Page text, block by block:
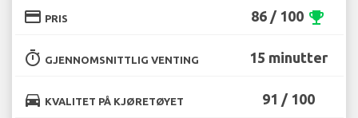
credit_card PRIS 86 / 100 emoji_events
timer GJENNOMSNITTLIG VENTING 15 minutter
directions_car KVALITET PÅ KJØRETØYET 91 / 100